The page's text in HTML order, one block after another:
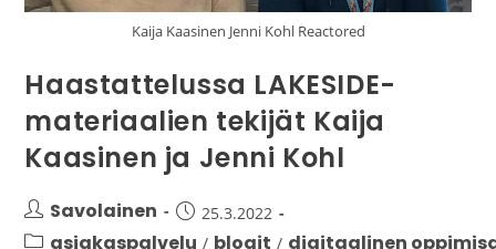
Kaija Kaasinen Jenni Kohl Reactored
Haastattelussa LAKESIDE-
materiaalien tekijät Kaija
Kaasinen ja Jenni Kohl
Savolainen 25.3.2022
asiakaspalvelu / blogit / digitaalinen